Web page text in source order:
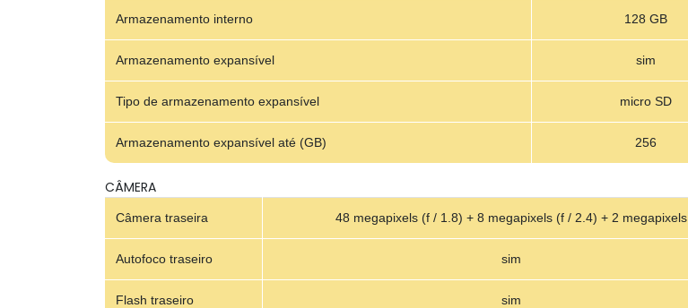
Armazenamento interno 128 GB
Armazenamento expansível sim
Tipo de armazenamento expansível micro SD
Armazenamento expansível até (GB) 256
CÂMERA
Câmera traseira 48 megapixels (f / 1.8) + 8 megapixels (f / 2.4) + 2 megapixels
Autofoco traseiro sim
Flash traseiro sim